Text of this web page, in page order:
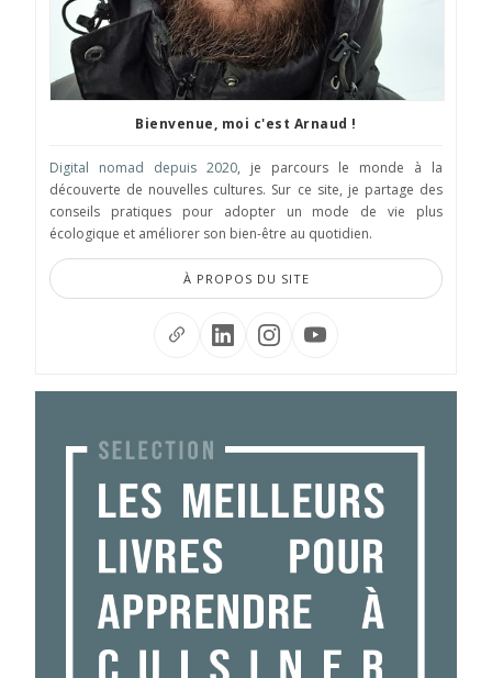
Bienvenue, moi c'est Arnaud !
Digital nomad depuis 2020, je parcours le monde à la
découverte de nouvelles cultures. Sur ce site, je partage des
conseils pratiques pour adopter un mode de vie plus
écologique et améliorer son bien-être au quotidien.
À PROPOS DU SITE